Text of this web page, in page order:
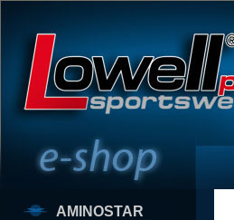
AMINOSTAR